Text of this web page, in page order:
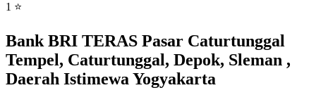
1 ⭐
Bank BRI TERAS Pasar Caturtunggal
Tempel, Caturtunggal, Depok, Sleman ,
Daerah Istimewa Yogyakarta